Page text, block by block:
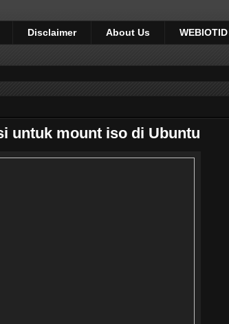
Disclaimer About Us WEBIOTID
untuk mount iso di Ubuntu